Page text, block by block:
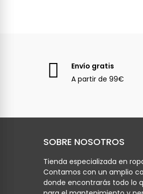
Envío gratis
A partir de 99€
SOBRE NOSOTROS
Tienda especializada en
Contamos con un amplio
donde encontrarás todo lo